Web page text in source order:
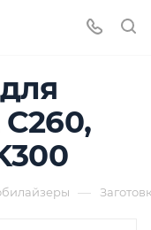
—